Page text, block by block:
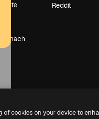
du nach
Reddit
of cookies on your device to